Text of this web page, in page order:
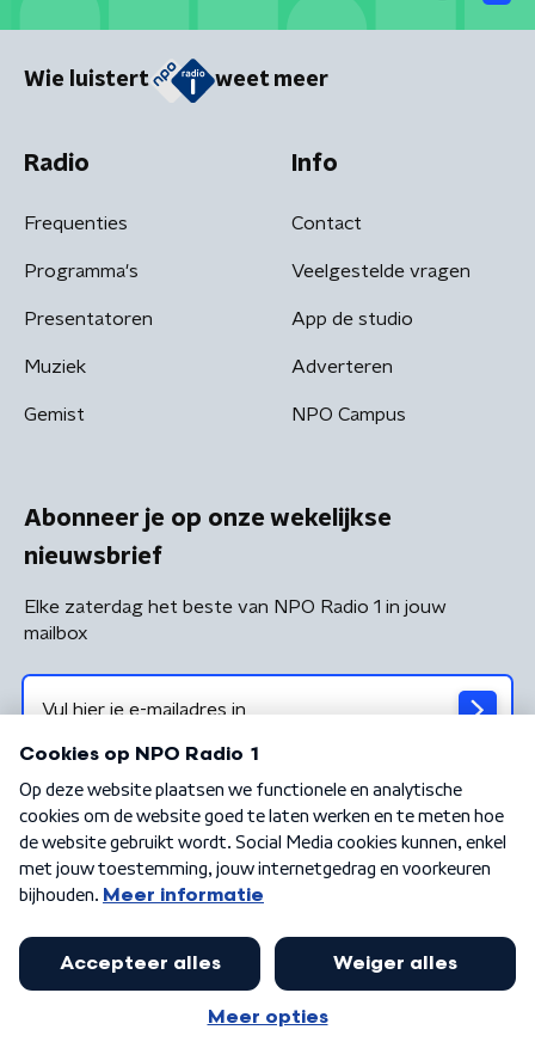
Wie luistert weet meer
Radio
Frequenties
Programma's
Presentatoren
Muziek
Gemist
Info
Contact
Veelgestelde vragen
App de studio
Adverteren
NPO Campus
Abonneer je op onze wekelijkse
nieuwsbrief
Elke zaterdag het beste van NPO Radio 1 in jouw
mailbox
Algemene voorwaarden